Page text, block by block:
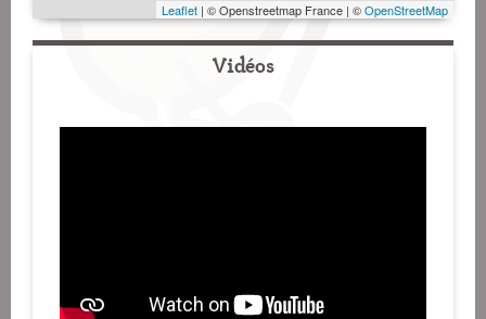
Leaflet | © Openstreetmap France | ©OpenStreetMap
Vidéos